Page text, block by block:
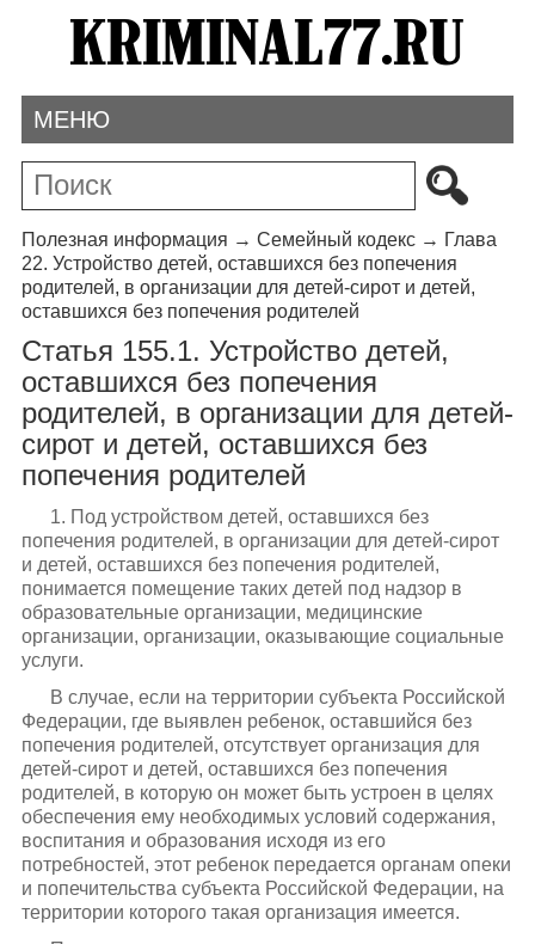
МЕНЮ
Полезная информация → Семейный кодекс→ Глава
22. Устройство детей, оставшихся без попечения
родителей, в организации для детей-сирот и детей,
оставшихся без попечения родителей
Статья 155.1. Устройство детей,
оставшихся без попечения
родителей, в организации для детей-
сирот и детей, оставшихся без
попечения родителей
1. Под устройством детей, оставшихся без
попечения родителей, в организации для детей-сирот
и детей, оставшихся без попечения родителей,
понимается помещение таких детей под надзор в
образовательные организации, медицинские
организации, организации, оказывающие социальные
услуги.
В случае, если на территории субъекта Российской
Федерации, где выявлен ребенок, оставшийся без
попечения родителей, отсутствует организация для
детей-сирот и детей, оставшихся без попечения
родителей, в которую он может быть устроен в целях
обеспечения ему необходимых условий содержания,
воспитания и образования исходя из его
потребностей, этот ребенок передается органам опеки
и попечительства субъекта Российской Федерации, на
территории которого такая организация имеется.